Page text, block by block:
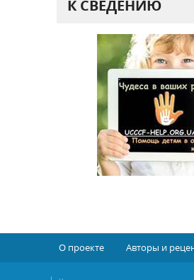
К СВЕДЕНИЮ
О проекте Авторы и